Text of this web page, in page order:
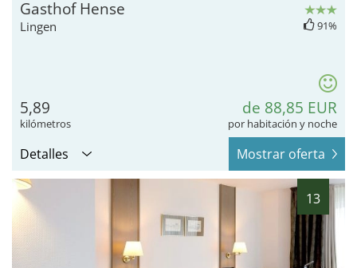
Gasthof Hense
Lingen 91%
5,89
kilómetros
de 88,85 EUR
por habitación y noche
Detalles Mostrar oferta
13